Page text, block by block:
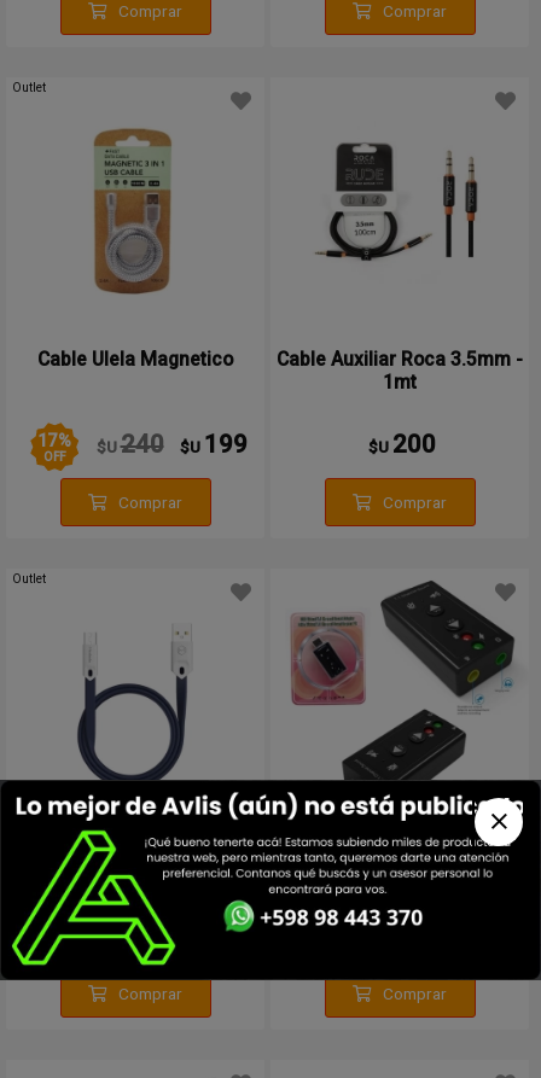
Comprar Comprar
Outlet
Cable Ulela Magnetico
17%
OFF $U240 $U 199
Comprar
Cable Auxiliar Roca 3.5mm -
1mt
$U 200
Comprar
Outlet
Cable Mcdodo Gorgeous
Micro USB 1mt CA-0833
55%
OFF $U490 220
Comprar
Tarjeta de sonido USB
6
Comprar